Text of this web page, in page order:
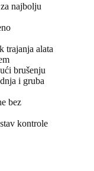
najbolju
trajanja alata
brušenju
i gruba
bez
kontrole